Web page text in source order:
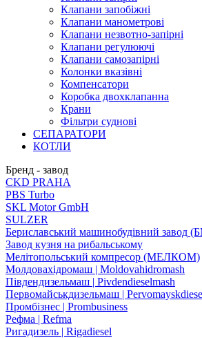
Клапани запобіжні
Клапани манометрові
Клапани незвотно-запірні
Клапани регулюючі
Клапани самозапірні
Колонки вказівні
Компенсатори
Коробка двохклапанна
Крани
Фільтри суднові
СЕПАРАТОРИ
КОТЛИ
Бренд - завод
CKD PRAHA
PBS Turbo
SKL Motor GmbH
SULZER
Бериславський машинобудівний завод
Завод кузня на рибальському
Мелітопольський компресор (МЕЛКОМ)
Молдовахідромаш | Moldovahidromash
Південдизельмаш | Pivdendieselmash
Первомайськдизельмаш |
Промбізнес | Prombusiness
Рефма | Refma
Ригадизель | Rigadiesel